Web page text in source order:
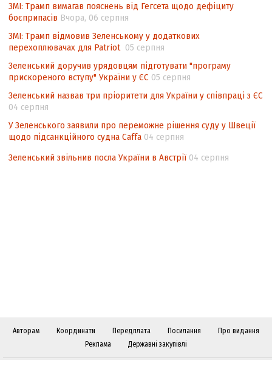
ЗМІ: Трамп вимагав пояснень від Гегсета щодо дефіциту
боєприпасів Вчора, 06 серпня
ЗМІ: Трамп відмовив Зеленському у додаткових
перехоплювачах для Patriot 05 серпня
Зеленський доручив урядовцям підготувати "програму
прискореного вступу" України у ЄС 05 серпня
Зеленський назвав три пріоритети для України у співпраці з ЄС
04 серпня
У Зеленського заявили про переможне рішення суду у Швеції
щодо підсанкційного судна Caffa 04 серпня
Зеленський звільнив посла України в Австрії 04 серпня
Авторам Координати Передплата Посилання
Про видання
Реклама
Державні закупівлі